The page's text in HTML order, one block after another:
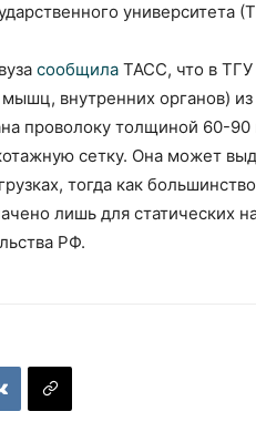
университета
сообщила ТАСС, что в
внутренних органов)
проволоку толщиной 60-
сетку. Она может
тогда как
лишь для статических
РФ.